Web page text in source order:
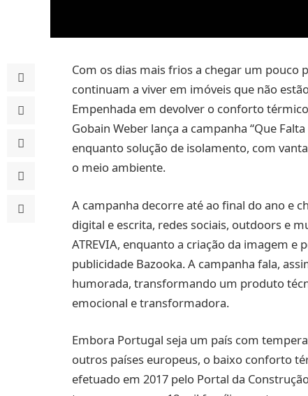
Com os dias mais frios a chegar um
continuam a viver em imóveis que não
Empenhada em devolver o conforto
Gobain Weber lança a campanha “Que
enquanto solução de isolamento, com
o meio ambiente.
A campanha decorre até ao final do ano e
digital e escrita, redes sociais, outdoors e
ATREVIA, enquanto a criação da imagem e
publicidade Bazooka. A campanha fala,
humorada, transformando um produto
emocional e transformadora.
Embora Portugal seja um país com
outros países europeus, o baixo conforto
efetuado em 2017 pelo Portal da